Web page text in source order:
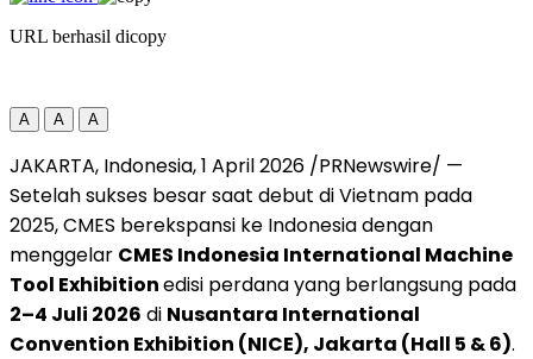
URL berhasil dicopy
A A A
JAKARTA, Indonesia, 1 April 2026 /PRNewswire/ —
Setelah sukses besar saat debut di Vietnam pada
2025, CMES berekspansi ke Indonesia dengan
menggelar CMES Indonesia International Machine
Tool Exhibitionedisi perdana yang berlangsung pada
2–4 Juli 2026 di Nusantara International
Convention Exhibition (NICE), Jakarta (Hall 5 & 6).